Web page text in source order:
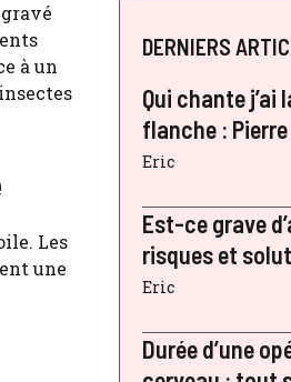
à un
Les
une
DERNIERS
Qui chante j’ai
flanche :
Eric
Est-ce grave
risques et
Eric
Durée d’une